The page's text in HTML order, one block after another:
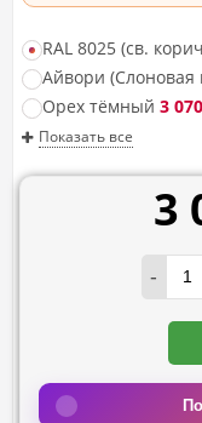
RAL 8025 (св.
Айвори (Слоновая
Орех тёмный 3
Показать все
3
-